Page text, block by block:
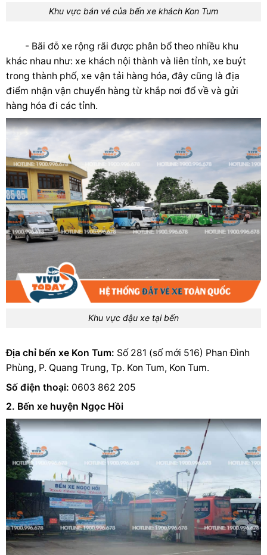
Khu vực bán vé của bến xe khách Kon Tum
- Bãi đỗ xe rộng rãi được phân bổ theo nhiều khu
khác nhau như: xe khách nội thành và liên tỉnh, xe buýt
trong thành phố, xe vận tải hàng hóa, đây cũng là địa
điểm nhận vận chuyển hàng từ khắp nơi đổ về và gửi
hàng hóa đi các tỉnh.
Khu vực đậu xe tại bến
Địa chỉ bến xe Kon Tum: Số 281 (số mới 516) Phan Đình
Phùng, P. Quang Trung, Tp. Kon Tum, Kon Tum.
Số điện thoại: 0603 862 205
2. Bến xe huyện Ngọc Hồi